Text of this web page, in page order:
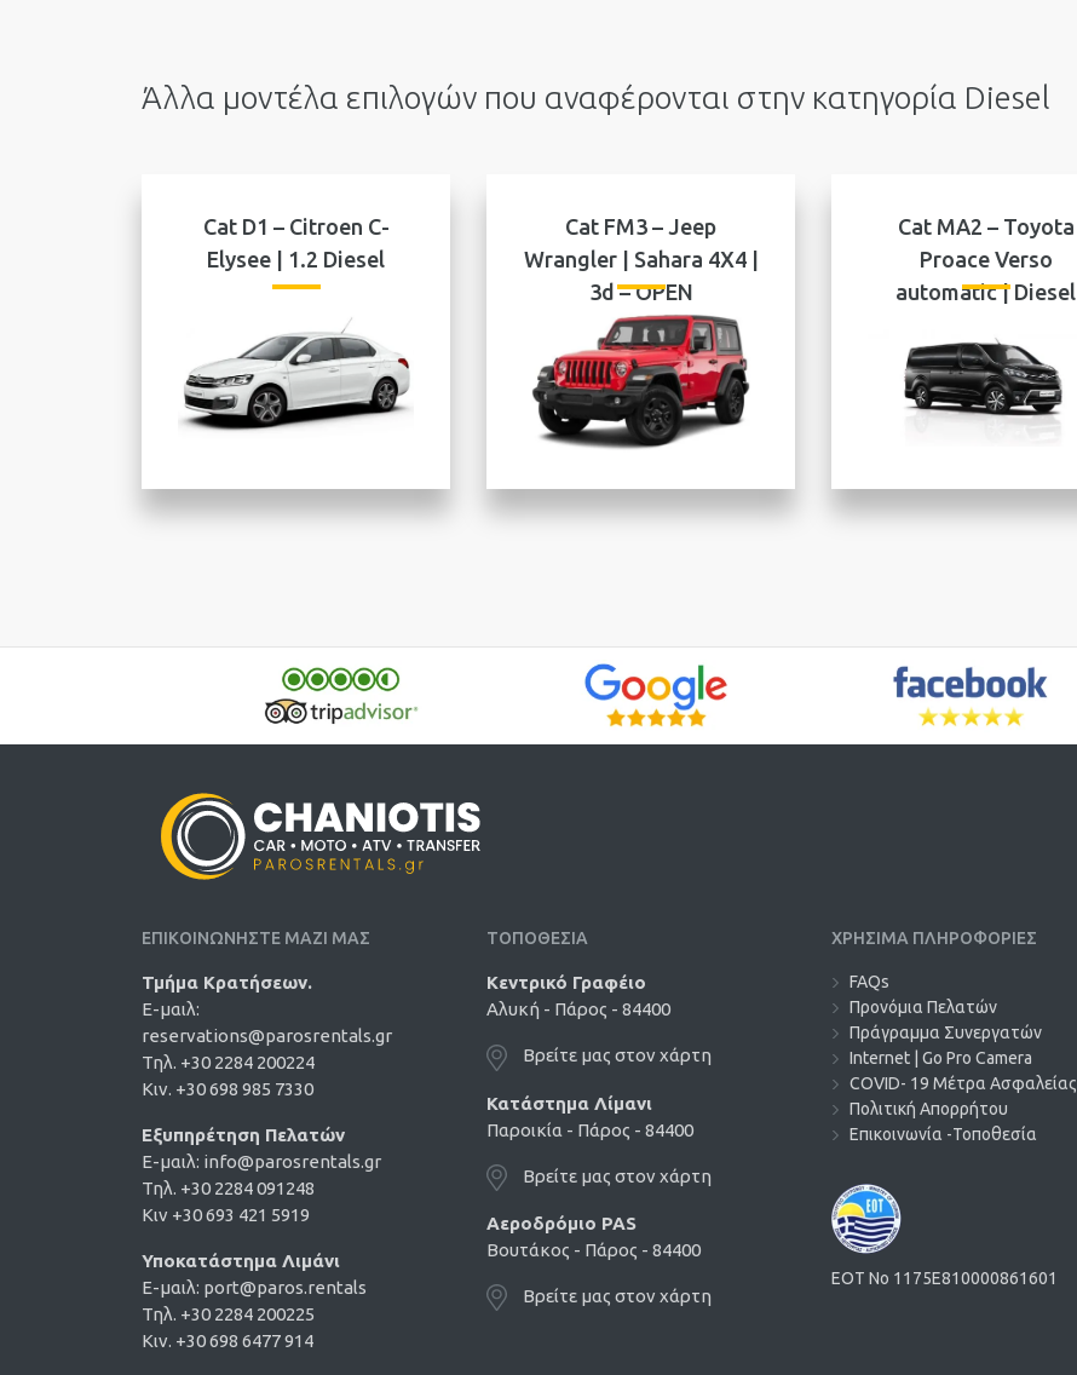
Άλλα μοντέλα επιλογών που αναφέρονται στην κατηγορία Diesel
Cat D1 – Citroen C-
Elysee | 1.2 Diesel
Cat FM3 – Jeep
Wrangler | Sahara 4X4 |
3d – OPEN
Cat MA2 – Toyota
Proace Verso
automatic | Diesel
ΕΠΙΚΟΙΝΩΝΗΣΤΕ ΜΑΖΙ ΜΑΣ
Τμήμα Κρατήσεων.
E-μαιλ:
reservations@parosrentals.gr
Τηλ. +30 2284 200224
Κιν. +30 698 985 7330
Εξυπηρέτηση Πελατών
E-μαιλ: info@parosrentals.gr
Τηλ. +30 2284 091248
Κιν +30 693 421 5919
Υποκατάστημα Λιμάνι
E-μαιλ: port@paros.rentals
Τηλ. +30 2284 200225
Κιν. +30 698 6477 914
ΤΟΠΟΘΕΣΙΑ
Κεντρικό Γραφέιο
Αλυκή - Πάρος - 84400
Βρείτε μας στον χάρτη
Κατάστημα Λίμανι
Παροικία - Πάρος - 84400
Βρείτε μας στον χάρτη
Αεροδρόμιο PAS
Βουτάκος - Πάρος - 84400
Βρείτε μας στον χάρτη
ΧΡΗΣΙΜΑ ΠΛΗΡΟΦΟΡΙΕΣ
FAQs
Προνόμια Πελατών
Πράγραμμα Συνεργατών
Internet | Go Pro Camera
COVID- 19 Μέτρα Ασφαλείας
Πολιτική Απορρήτου
Επικοινωνία -Τοποθεσία
EOT No 1175E810000861601